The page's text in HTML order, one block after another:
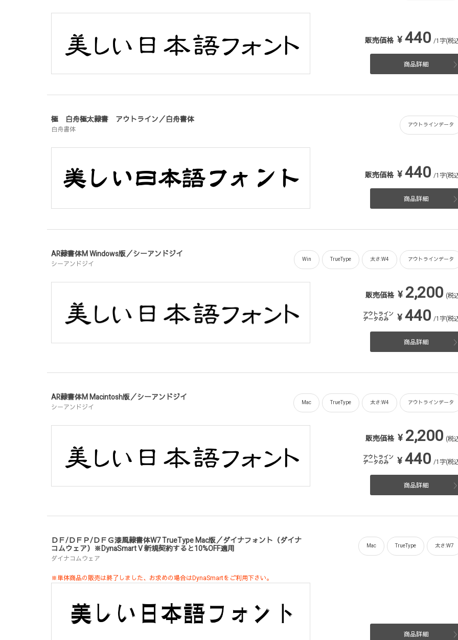
販売価格 ¥440 /1字(税
商品詳細
極 白舟極太隷書 アウトライン／白舟書体
白舟書体 アウトラインデータ
販売価格 ¥440 /1字(税
商品詳細
AR隷書体M Windows版／シーアンドジイ
シーアンドジイ Win TrueType 太さ:W4 アウトラインデータ
販売価格 ¥ 2,200 (税
アウトライン
データのみ ¥440 /1字(税
商品詳細
AR隷書体M Macintosh版／シーアンドジイ
シーアンドジイ Mac TrueType 太さ:W4 アウトラインデータ
販売価格 ¥ 2,200 (税
アウトライン
データのみ ¥440 /1字(税
商品詳細
ＤＦ/ＤＦＰ/ＤＦＧ漆風隷書体W7 TrueType Mac版／ダイナフォント（ダイナ
コムウェア）※DynaSmart V 新規契約すると10%OFF適用
ダイナコムウェア
Mac TrueType 太さ:W7
※単体商品の販売は終了しました、お求めの場合はDynaSmartをご利用下さい。
商品詳細